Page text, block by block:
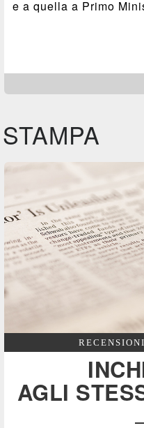
e a quella a Primo
STAMPA
AGLI